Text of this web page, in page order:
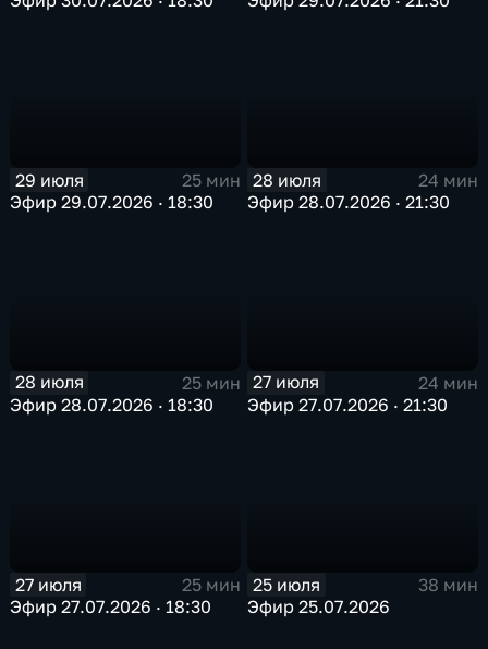
29 июля
25 мин
Эфир 29.07.2026 · 18:30
28 июля
24 мин
Эфир 28.07.2026 · 21:30
28 июля
25 мин
Эфир 28.07.2026 · 18:30
27 июля
24 мин
Эфир 27.07.2026 · 21:30
27 июля
25 мин
Эфир 27.07.2026 · 18:30
25 июля
38 мин
Эфир 25.07.2026